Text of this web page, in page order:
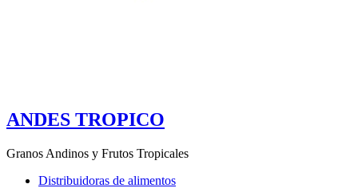
ANDES TROPICO
Granos Andinos y Frutos Tropicales
Distribuidoras de alimentos